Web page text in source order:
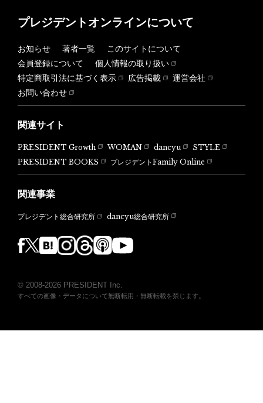
プレジデントオンラインについて
お知らせ 著者一覧
このサイトについて
会員登録について
個人情報の取り扱い
特定商取引法に基づく表示
広告掲載
運営会社
お問い合わせ
関連サイト
PRESIDENT Growth WOMAN dancyu
STYLE
PRESIDENT BOOKS
プレジデントFamily Online
関連事業
プレジデント総合研究所 dancyu総合研究所
© 2008-2026 PRESIDENT Inc.
すべての画像・データについて無断転用・無断転載を禁じます。